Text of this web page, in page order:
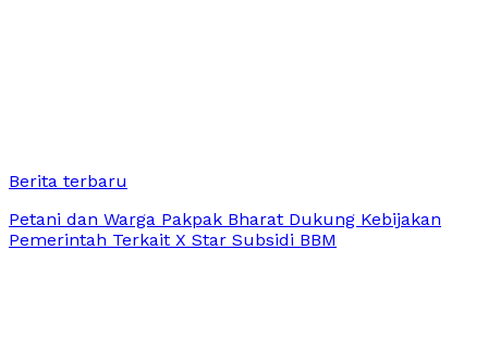
Berita terbaru
Petani dan Warga Pakpak Bharat Dukung Kebijakan
Pemerintah Terkait X Star Subsidi BBM